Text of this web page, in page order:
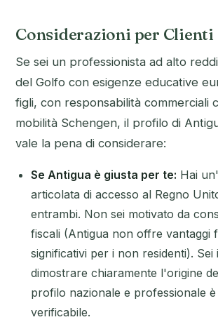
Considerazioni per
Se sei un professionista ad alto
del Golfo con esigenze educative
figli, con responsabilità commerciali
mobilità Schengen, il profilo di
vale la pena di considerare:
Se Antigua è giusta per te: Hai
articolata di accesso al Regno
entrambi. Non sei motivato da
fiscali (Antigua non offre vantaggi
significativi per i non residenti). Sei
dimostrare chiaramente l'origine
profilo nazionale e professionale è
verificabile.